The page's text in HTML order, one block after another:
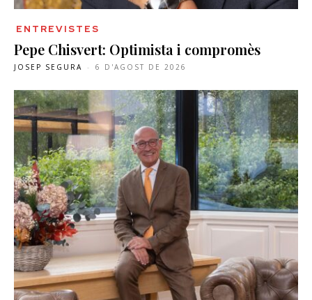
ENTREVISTES
Pepe Chisvert: Optimista i compromès
JOSEP SEGURA - 6 D'AGOST DE 2026